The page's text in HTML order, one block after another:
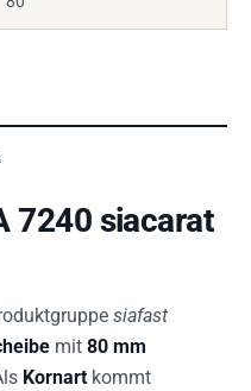
7240 siacarat
siafast
mit 80 mm
Kornart kommt